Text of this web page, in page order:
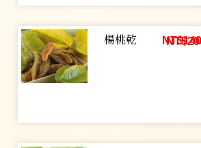
楊桃乾 NT$140
NT$